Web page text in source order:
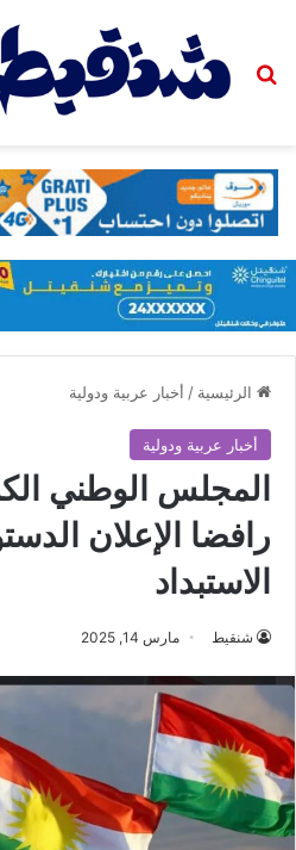
بحث عن
الرئيسية / أخبار عربية ودولية
أخبار عربية ودولية
المجلس الوطني
رافضا الإعلان
الاستبداد
شنقيط مارس 14, 2025